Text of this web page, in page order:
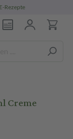
Rezepte
Creme